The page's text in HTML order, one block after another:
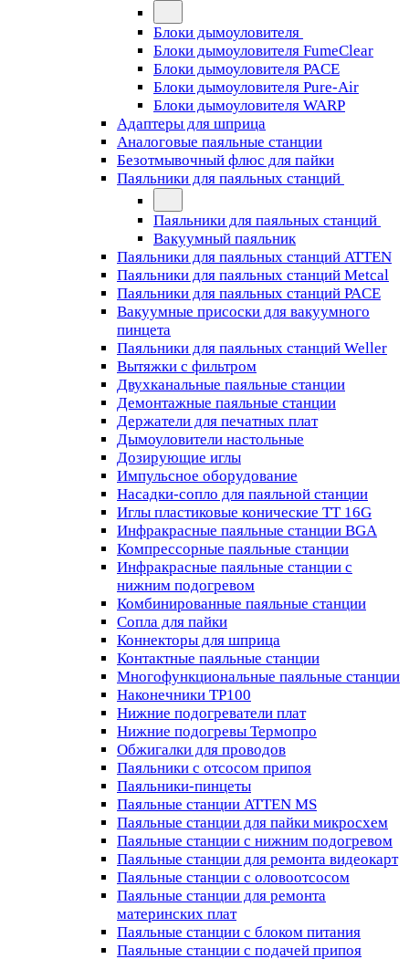
Блоки дымоуловителя
Блоки дымоуловителя FumeClear
Блоки дымоуловителя PACE
Блоки дымоуловителя Pure-Air
Блоки дымоуловителя WARP
Адаптеры для шприца
Аналоговые паяльные станции
Безотмывочный флюс для пайки
Паяльники для паяльных станций
Паяльники для паяльных станций
Вакуумный паяльник
Паяльники для паяльных станций ATTEN
Паяльники для паяльных станций Metcal
Паяльники для паяльных станций PACE
Вакуумные присоски для вакуумного
пинцета
Паяльники для паяльных станций Weller
Вытяжки с фильтром
Двухканальные паяльные станции
Демонтажные паяльные станции
Держатели для печатных плат
Дымоуловители настольные
Дозирующие иглы
Импульсное оборудование
Насадки-сопло для паяльной станции
Иглы пластиковые конические TT 16G
Инфракрасные паяльные станции BGA
Компрессорные паяльные станции
Инфракрасные паяльные станции с
нижним подогревом
Комбинированные паяльные станции
Сопла для пайки
Коннекторы для шприца
Контактные паяльные станции
Многофункциональные паяльные станции
Наконечники TP100
Нижние подогреватели плат
Нижние подогревы Термопро
Обжигалки для проводов
Паяльники с отсосом припоя
Паяльники-пинцеты
Паяльные станции ATTEN MS
Паяльные станции для пайки микросхем
Паяльные станции с нижним подогревом
Паяльные станции для ремонта видеокарт
Паяльные станции с оловоотсосом
Паяльные станции для ремонта
материнских плат
Паяльные станции с блоком питания
Паяльные станции с подачей припоя